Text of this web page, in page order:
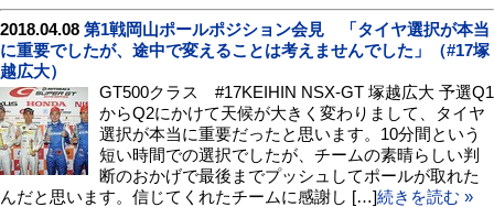
2018.04.08 第1戦岡山ポールポジション会見 「タイヤ選択が本当
に重要でしたが、途中で変えることは考えませんでした」（#17塚
越広大）
GT500クラス #17KEIHIN NSX-GT 塚越広大 予選Q1
からQ2にかけて天候が大きく変わりまして、タイヤ
選択が本当に重要だったと思います。10分間という
短い時間での選択でしたが、チームの素晴らしい判
断のおかげで最後までプッシュしてポールが取れた
んだと思います。信じてくれたチームに感謝し […]続きを読む »